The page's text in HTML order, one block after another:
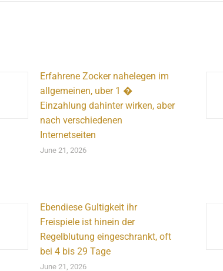
Erfahrene Zocker nahelegen im
allgemeinen, uber 1 �
Einzahlung dahinter wirken, aber
nach verschiedenen
Internetseiten
June 21, 2026
Ebendiese Gultigkeit ihr
Freispiele ist hinein der
Regelblutung eingeschrankt, oft
bei 4 bis 29 Tage
June 21, 2026